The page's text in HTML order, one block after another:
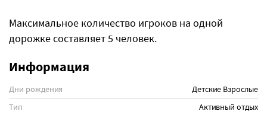
Максимальное количество игроков на одной
дорожке составляет 5 человек.
Информация
Дни рождения Детские Взрослые
Тип
Активный отдых